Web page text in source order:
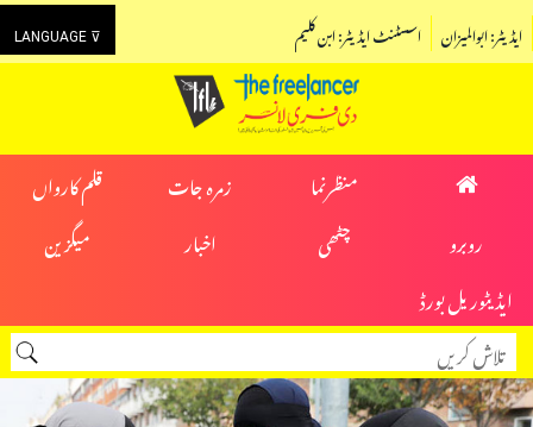
LANGUAGE ⊽ اسسٹنٹ ایڈیٹر: ابن کلیم ایڈیٹر: ابوالمیزان
منظرنما زمرہ جات
قلم کارواں
روبرو
چٹھی اخبار
میگزین
ایڈیٹوریل بورڈ